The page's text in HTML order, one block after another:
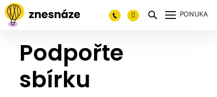
PONUKA
Podpořte
sbírku